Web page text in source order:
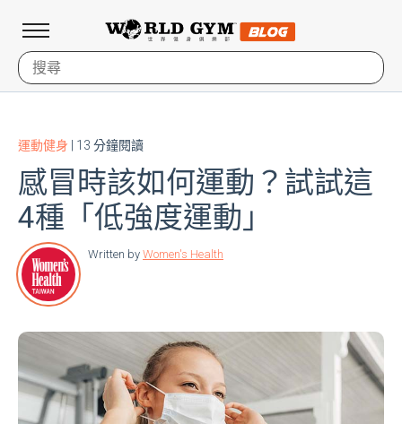
運動健身 | 13 分鐘閱讀
感冒時該如何運動？試試這
4種「低強度運動」
Written by Women's Health